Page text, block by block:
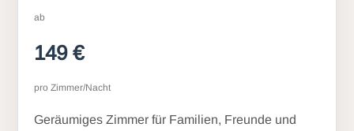
ab
149 €
pro Zimmer/Nacht
Geräumiges Zimmer für Familien, Freunde und